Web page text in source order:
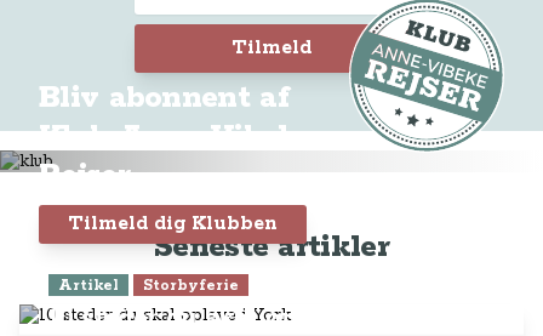
Tilmeld
Bliv abonnent af
Klub Anne-Vibeke
Rejser
Tilmeld dig Klubben
Seneste artikler
Artikel Storbyferie
10 steder du skal opleve i York